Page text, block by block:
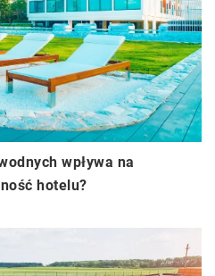
wpływa na
hotelu?